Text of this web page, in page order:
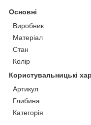
Основні
Виробник
Матеріал
Стан
Колір
Користувальницькі
Артикул
Глибина
Категорія